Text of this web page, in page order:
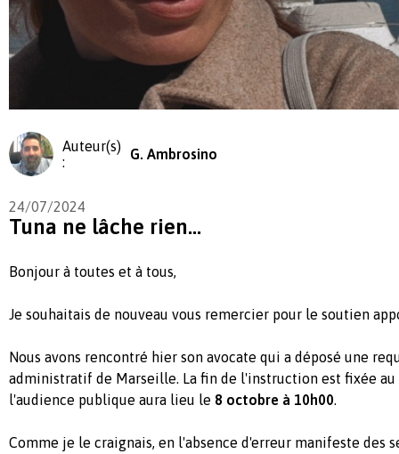
Auteur(s)
:
G. Ambrosino
24/07/2024
Tuna ne lâche rien...
Bonjour à toutes et à tous,
Je souhaitais de nouveau vous remercier pour le soutien
Nous avons rencontré hier son avocate qui a déposé une
administratif de Marseille. La fin de l'instruction est fixée au
l'audience publique aura lieu le 8 octobre à 10h00.
Comme je le craignais, en l'absence d'erreur manifeste des